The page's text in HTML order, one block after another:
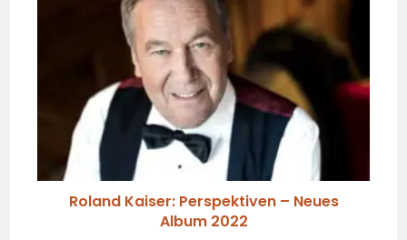
Roland Kaiser: Perspektiven – Neues
Album 2022